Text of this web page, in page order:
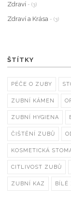
Zdraví - (3)
Zdraví a Krása - (3)
ŠTÍTKY
PÉČE O ZUBY
ZUBNÍ KÁMEN
ZUBNÍ HYGIENA
ČIŠTĚNÍ ZUBŮ
KOSMETICKÁ
CITLIVOST ZUBŮ
ZUBNÍ KAZ BÍLÉ